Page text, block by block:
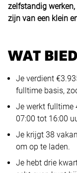
zelfstandig
zijn van een klein
WAT
Je verdient
fulltime basis,
Je werkt fulltime
07:00 tot 16:00
Je krijgt 38
om op te laden.
Je hebt drie